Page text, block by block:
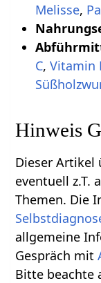
Melisse,
C, Vitamin
Hinweis
Dieser
eventuell z.T.
Themen. Die
allgemeine
Gespräch mit
Bitte beachte